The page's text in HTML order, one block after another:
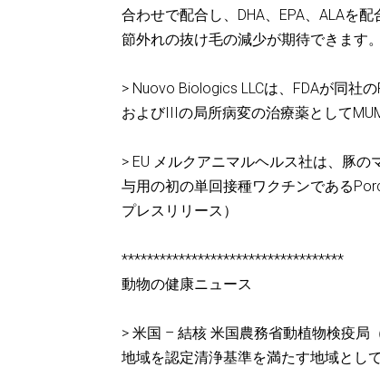
合わせで配合し、DHA、EPA、ALAを
節外れの抜け毛の減少が期待できます
> Nuovo Biologics LLCは、FDAが同社
およびIIIの局所病変の治療薬として
> EU メルクアニマルヘルス社は、豚
与用の初の単回接種ワクチンである
プレスリリース）
***********************************
動物の健康ニュース
> 米国 – 結核 米国農務省動植物検疫局
地域を認定清浄基準を満たす地域とし